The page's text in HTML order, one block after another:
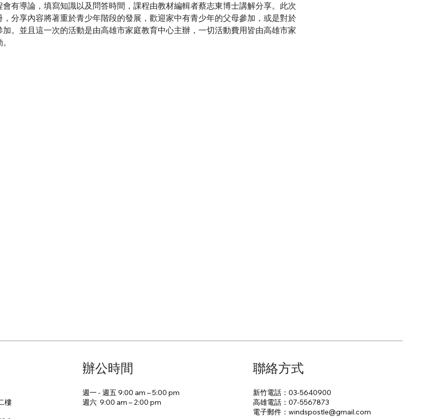
有導論，填寫知識以及問答時間，課程由教材編輯者蔡志東博士講解分享。此次
分享內容將著重於青少年階段的發展，歡迎家中有青少年的父母參加，或是對於
。並且這一次的活動是由高雄市家庭教育中心主辦，一切活動費用皆由高雄市家
樓
週一 - 週五 9:00 am – 5:00 pm
週六 9:00 am – 2:00 pm​
辦公時間
新竹電話：03-5640900
高雄電話：07-5567873
電子郵件：​windspostle@gmail.com
聯絡方式